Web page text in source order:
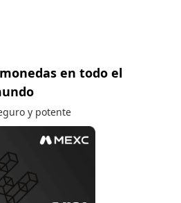
en todo el
y potente